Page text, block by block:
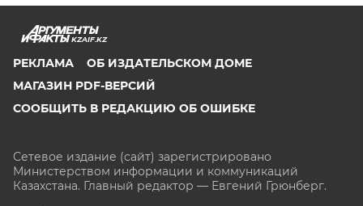
KZAIF.KZ
РЕКЛАМА
ОБ ИЗДАТЕЛЬСКОМ ДОМЕ
МАГАЗИН PDF-ВЕРСИЙ
СООБЩИТЬ В РЕДАКЦИЮ ОБ ОШИБКЕ
Сетевое издание (сайт) зарегистрировано
Министерством информации и коммуникаций
Казахстана. Главный редактор — Евгений Грюнберг.